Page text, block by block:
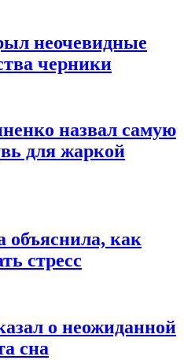
неочевидные
черники
назвал самую
для жаркой
объяснила, как
стресс
о неожиданной
сна